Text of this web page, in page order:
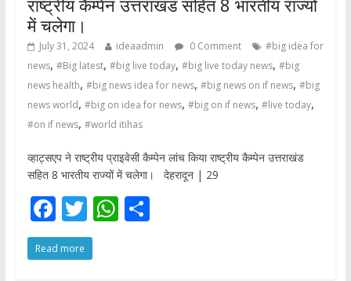
में चलेगा।
July 31, 2024 ideaadmin 0 Comment
#big idea for
news, #Big latest, #big live today, #big live today news, #big
news health, #big news idea for news, #big news on if news, #big
news world, #big on idea for news, #big on if news, #live today,
#on if news, #world itihas
व्हाट्सएप ने राष्ट्रीय प्राइवेसी कैम्‍पेन लांच किया राष्ट्रीय कैम्‍पेन उत्तराखंड
सहित 8 भारतीय राज्यों में चलेगा। देहरादून | 29
F
ac
e
T
w
itt
W S
Read more